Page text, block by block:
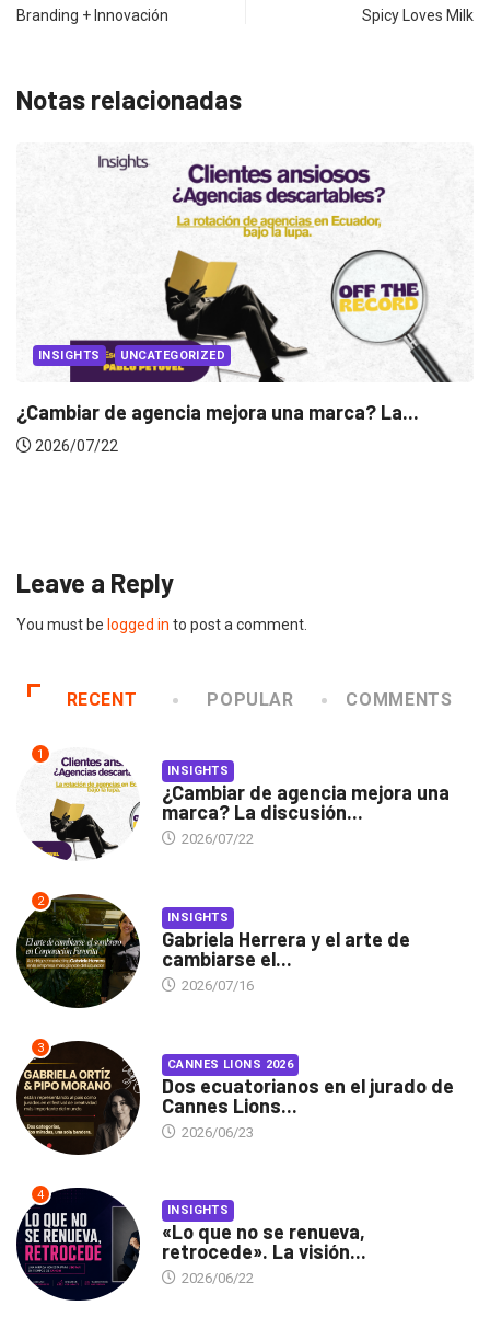
Branding + Innovación Spicy Loves Milk
Notas relacionadas
INSIGHTS
Leave a Reply
You must be logged in to post a comment.
RECENT POPULAR COMMENTS
1
INSIGHTS
¿Cambiar de agencia mejora una
marca? La discusión...
2026/07/22
2
INSIGHTS
Gabriela Herrera y el arte de
cambiarse el...
2026/07/16
3
CANNES LIONS 2026
Dos ecuatorianos en el jurado de
Cannes Lions...
2026/06/23
4
INSIGHTS
«Lo que no se renueva,
retrocede». La visión...
2026/06/22